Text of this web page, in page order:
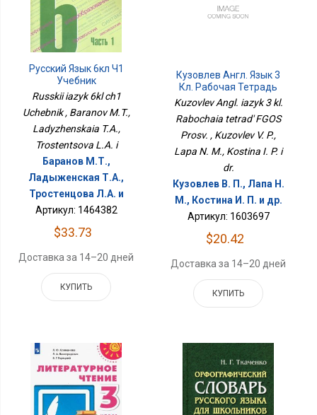
Русский Язык 6кл Ч1
Учебник
Russkii iazyk 6kl ch1
Uchebnik , Baranov M.T.,
Ladyzhenskaia T.A.,
Trostentsova L.A. i
Баранов М.Т.,
Ладыженская Т.А.,
Тростенцова Л.А. и
Артикул: 1464382
$33.73
Доставка за 14–20 дней
КУПИТЬ
Кузовлев Англ. Язык 3
Кл. Рабочая Тетрадь
ФГОС Просв.
Kuzovlev Angl. iazyk 3 kl.
Rabochaia tetrad' FGOS
Prosv. , Kuzovlev V. P.,
Lapa N. M., Kostina I. P. i
dr.
Кузовлев В. П., Лапа Н.
М., Костина И. П. и др.
Артикул: 1603697
$20.42
Доставка за 14–20 дней
КУПИТЬ